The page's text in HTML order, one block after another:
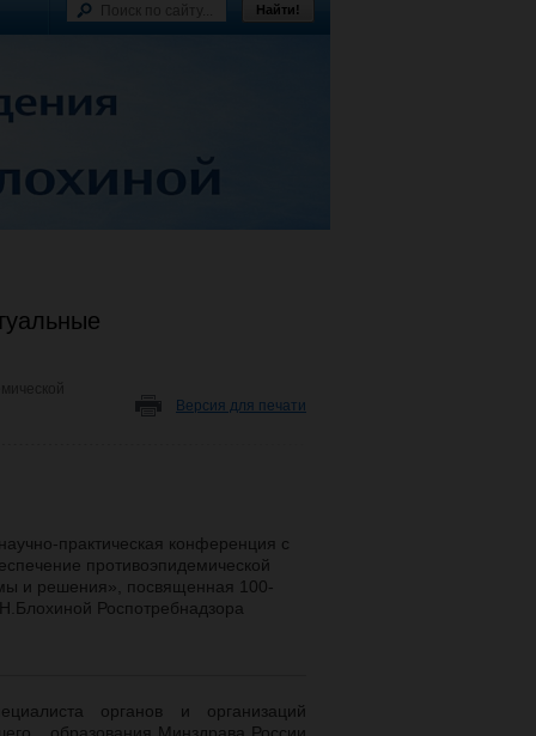
Версия для печати
практическая конференция с
противоэпидемической
и решения», посвященная 100-
Роспотребнадзора
органов и организаций
Найти!